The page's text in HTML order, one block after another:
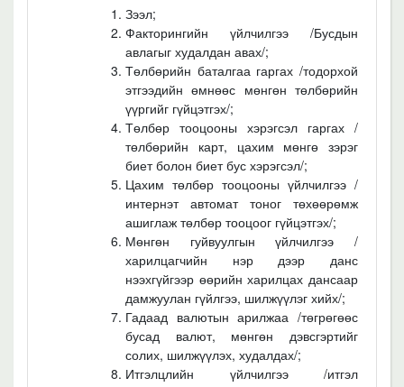
Зээл;
Факторингийн үйлчилгээ
/Бусдын
авлагыг худалдан авах/;
Төлбөрийн баталгаа гаргах /тодорхой
этгээдийн өмнөөс мөнгөн төлбөрийн
үүргийг гүйцэтгэх/;
Төлбөр тооцооны хэрэгсэл гаргах /
төлбөрийн карт, цахим мөнгө зэрэг
биет болон биет бус хэрэгсэл/;
Цахим төлбөр тооцооны үйлчилгээ /
интернэт автомат тоног төхөөрөмж
ашиглаж төлбөр тооцоог гүйцэтгэх/;
Мөнгөн гуйвуулгын үйлчилгээ /
харилцагчийн нэр дээр данс
нээхгүйгээр өөрийн харилцах дансаар
дамжуулан гүйлгээ, шилжүүлэг хийх/;
Гадаад валютын арилжаа /төгрөгөөс
бусад валют, мөнгөн дэвсгэртийг
солих, шилжүүлэх, худалдах/;
Итгэлцлийн үйлчилгээ /итгэл